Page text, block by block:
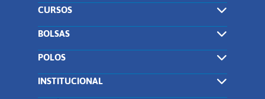
CURSOS
BOLSAS
POLOS
INSTITUCIONAL